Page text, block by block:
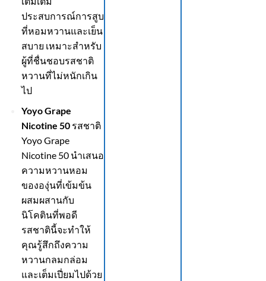
ประสบการณ์การสูบ
ที่หอมหวานและเย็น
สบาย เหมาะสำหรับ
ผู้ที่ชื่นชอบรสชาติ
หวานที่ไม่หนักเกิน
ไป
Yoyo Grape
Nicotine 50รสชาติ
Yoyo Grape
Nicotine 50 นำเสนอ
ความหวานหอม
ขององุ่นที่เข้มข้น
ผสมผสานกับ
นิโคตินที่พอดี
รสชาตินี้จะทำให้
คุณรู้สึกถึงความ
หวานกลมกล่อม
และเต็มเปี่ยมไปด้วย